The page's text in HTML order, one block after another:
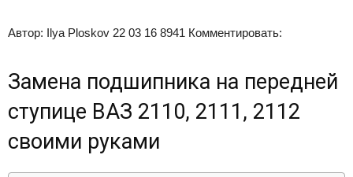
Автор: Ilya Ploskov 22 03 16 8941 Комментировать:
Замена подшипника на передней
ступице ВАЗ 2110, 2111, 2112
своими руками